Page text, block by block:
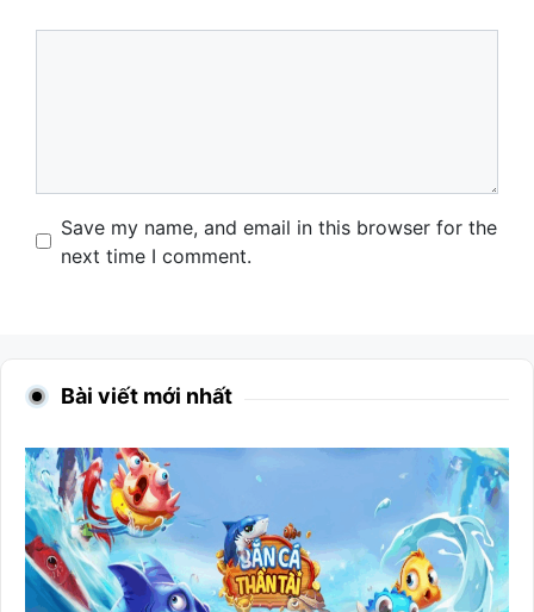
Name
Email
Website
Save my name, and email in this browser for the
next time I comment.
Bài viết mới nhất